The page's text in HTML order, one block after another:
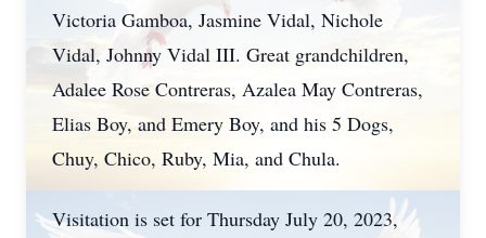
Victoria Gamboa, Jasmine Vidal, Nichole
Vidal, Johnny Vidal III. Great grandchildren,
Adalee Rose Contreras, Azalea May Contreras,
Elias Boy, and Emery Boy, and his 5 Dogs,
Chuy, Chico, Ruby, Mia, and Chula.
Visitation is set for Thursday July 20, 2023,